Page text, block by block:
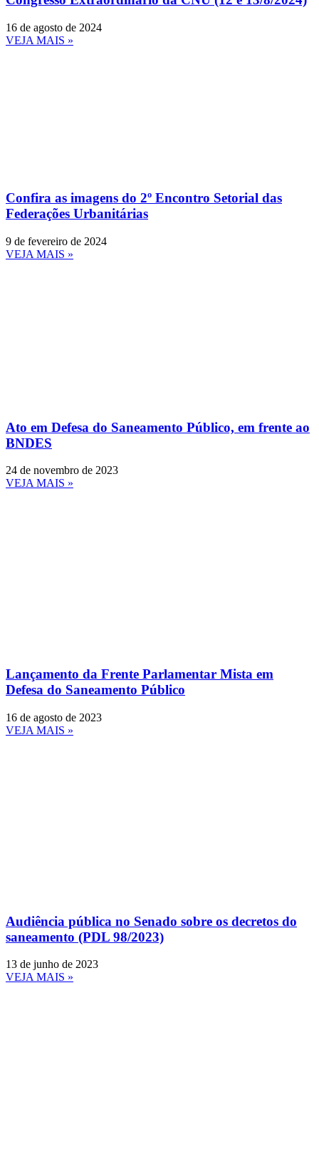
16 de agosto de 2024
VEJA MAIS »
Confira as imagens do 2º Encontro Setorial das
Federações Urbanitárias
9 de fevereiro de 2024
VEJA MAIS »
Ato em Defesa do Saneamento Público, em frente ao
BNDES
24 de novembro de 2023
VEJA MAIS »
Lançamento da Frente Parlamentar Mista em
Defesa do Saneamento Público
16 de agosto de 2023
VEJA MAIS »
Audiência pública no Senado sobre os decretos do
saneamento (PDL 98/2023)
13 de junho de 2023
VEJA MAIS »